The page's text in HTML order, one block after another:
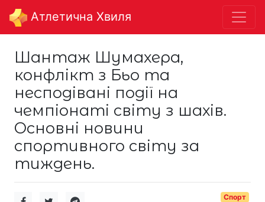
Aтлетична Хвиля
Шантаж Шумахера,
конфлікт з Бьо та
несподівані події на
чемпіонаті світу з шахів.
Основні новини
спортивного світу за
тиждень.
Спорт